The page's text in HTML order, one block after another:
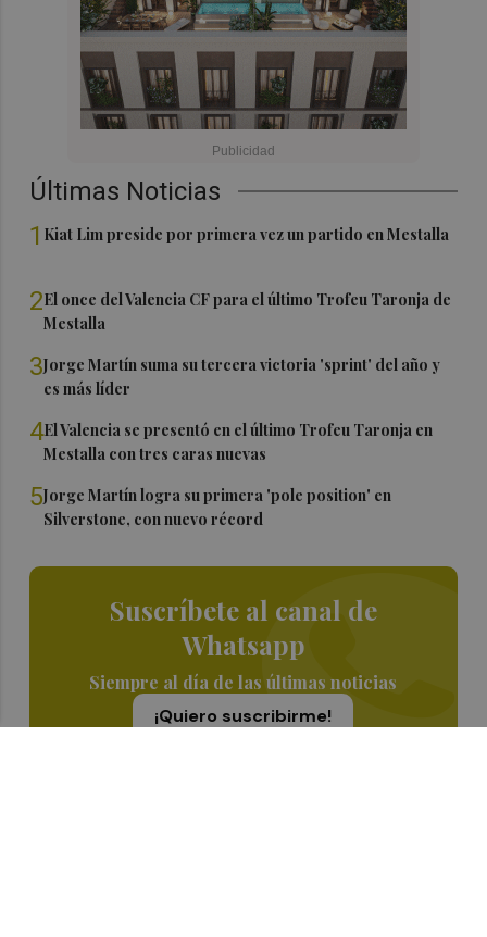
Últimas Noticias
1 Kiat Lim preside por primera vez un partido en Mestalla
2El once del Valencia CF para el último Trofeu Taronja de
Mestalla
3Jorge Martín suma su tercera victoria 'sprint' del año y
es más líder
4El Valencia se presentó en el último Trofeu Taronja en
Mestalla con tres caras nuevas
5Jorge Martín logra su primera 'pole position' en
Silverstone, con nuevo récord
Suscríbete al canal de
Whatsapp
Siempre al día de las últimas noticias
¡Quiero suscribirme!